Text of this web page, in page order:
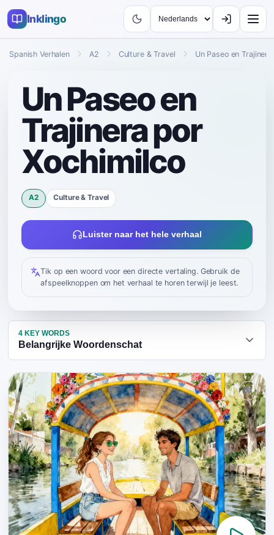
Inklingo
Spanish Verhalen A2 Culture & Travel Un Paseo en
Un Paseo en
Trajinera por
Xochimilco
A2 Culture & Travel
Luister naar het hele verhaal
Tik op een woord voor een directe vertaling. Gebruik de
afspeelknoppen om het verhaal te horen terwijl je leest.
4 KEY WORDS
Belangrijke Woordenschat